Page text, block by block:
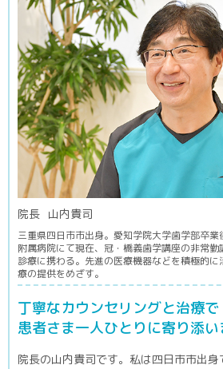
院長 山内貴司
三重県四日市市出身。愛知学院大学歯学部卒
附属病院にて現在、冠・橋義歯学講座の非常勤
診療に携わる。先進の医療機器などを積極的
療の提供をめざす。
丁寧なカウンセリングと治療で
患者さま一人ひとりに寄り添い
院長の山内貴司です。私は四日市市出